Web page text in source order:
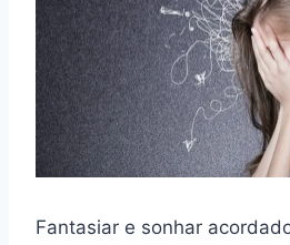
Fantasiar e sonhar